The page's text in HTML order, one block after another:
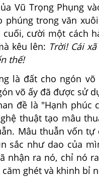
Vũ Trọng Phụng
trong văn
cười một cách
kêu lên: Trời! Cái
thế!
là đất cho ngón võ
võ ấy đã được sử
đề là "Hạnh phúc
thuật tạo mâu
Mâu thuẫn vốn
sắc như dao của
nhận ra nó, chỉ nó
ghét và khinh bỉ